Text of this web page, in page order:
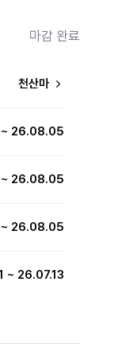
마감 완료
천산마
26.08.05
~ 26.08.05
~ 26.08.05
~ 26.07.13